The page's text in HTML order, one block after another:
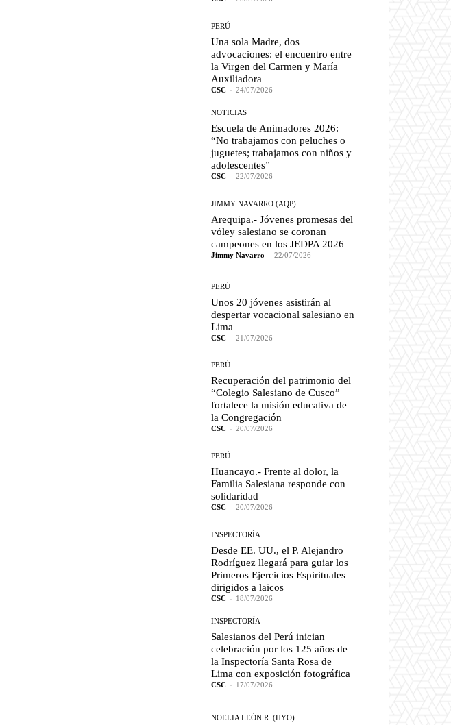
PERÚ
Una sola Madre, dos
advocaciones: el encuentro entre
la Virgen del Carmen y María
Auxiliadora
CSC - 24/07/2026
NOTICIAS
Escuela de Animadores 2026:
“No trabajamos con peluches o
juguetes; trabajamos con niños y
adolescentes”
CSC - 22/07/2026
JIMMY NAVARRO (AQP)
Arequipa.- Jóvenes promesas del
vóley salesiano se coronan
campeones en los JEDPA 2026
Jimmy Navarro - 22/07/2026
PERÚ
Unos 20 jóvenes asistirán al
despertar vocacional salesiano en
Lima
CSC - 21/07/2026
PERÚ
Recuperación del patrimonio del
“Colegio Salesiano de Cusco”
fortalece la misión educativa de
la Congregación
CSC - 20/07/2026
PERÚ
Huancayo.- Frente al dolor, la
Familia Salesiana responde con
solidaridad
CSC - 20/07/2026
INSPECTORÍA
Desde EE. UU., el P. Alejandro
Rodríguez llegará para guiar los
Primeros Ejercicios Espirituales
dirigidos a laicos
CSC - 18/07/2026
INSPECTORÍA
Salesianos del Perú inician
celebración por los 125 años de
la Inspectoría Santa Rosa de
Lima con exposición fotográfica
CSC - 17/07/2026
NOELIA LEÓN R. (HYO)